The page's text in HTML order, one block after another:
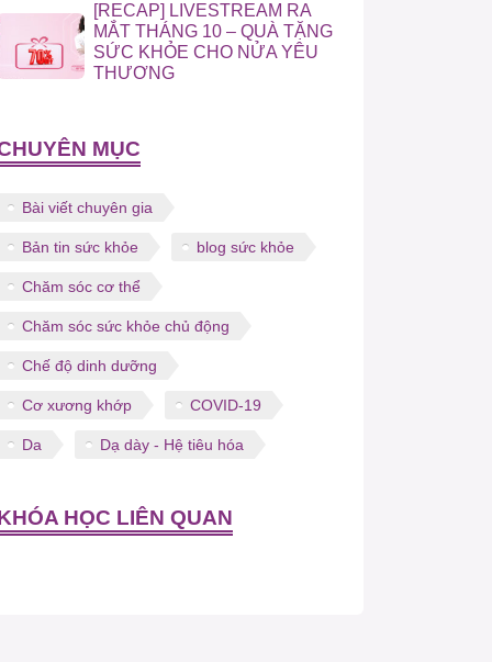
[RECAP] LIVESTREAM RA
MẮT THÁNG 10 – QUÀ TẶNG
SỨC KHỎE CHO NỬA YÊU
THƯƠNG
MỤC
Bài viết chuyên gia
Bản tin sức khỏe blog sức khỏe
Chăm sóc cơ thể
Chăm sóc sức khỏe chủ động
Chế độ dinh dưỡng
Cơ xương khớp COVID-19
Da Dạ dày - Hệ tiêu hóa
HỌC LIÊN QUAN